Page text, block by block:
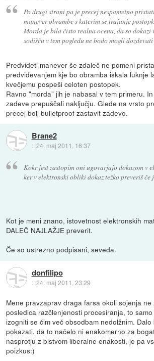
Po drugi strani pa je precej nespametno
manever obrambe s katerim se trajanje
Morda je bila čisto realna ocena, da so dokazi
sodišču v tem pogledu ne bodo mogli
Predvideti manever še zdaleč ne pomeni
predvidevanjem kje bo obramba iskala luknje
kvečjemu pospeši celoten postopek.
Ravno "morda" jih je nabasal v tem primeru.
zadeve prepuščali naključju. Glede na vrsto
precej bolj bulletproof zastavit zadevo.
Brane2
::24. maj 2011, 16:37
Kokr jest zastopim oni ugovarjajo dokazom v
ker v elektronski obliki dokaz težko preveriš če
Kot je meni znano, istovetnost elektronskih
DALEČ NAJLAŽJE preverit.
Če so ustrezno podpisani, seveda.
donfilipo
::24. maj 2011, 23:29
Mene pravzaprav draga farsa okoli sojenja ne
posledica razčlenjenosti procesiranja, to
izogniti se čim več obsodbam nedolžnim.
pokazati, da to načelo ni enakomerno za
nasprotju z bistvom liberalne enakosti, je pa
poizkus:)